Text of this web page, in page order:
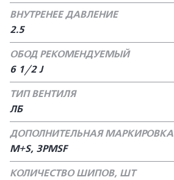
ВНУТРЕНЕЕ ДАВЛЕНИЕ
2.5
ОБОД РЕКОМЕНДУЕМЫЙ
6 1/2 J
ТИП ВЕНТИЛЯ
ЛБ
ДОПОЛНИТЕЛЬНАЯ МАРКИРОВКА
M+S, 3PMSF
КОЛИЧЕСТВО ШИПОВ, ШТ